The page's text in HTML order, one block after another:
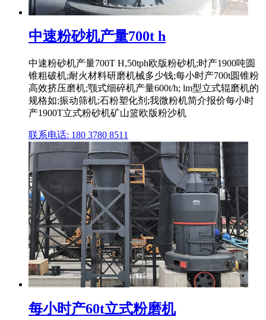
中速粉砂机产量700t h
中速粉砂机产量700T H,50tph欧版粉砂机;时产1900吨圆
锥粗破机;耐火材料研磨机械多少钱;每小时产700t圆锥粉
高效挤压磨机;颚式细碎机产量600t/h; lm型立式辊磨机的
规格如;振动筛机;石粉塑化剂;我微粉机简介报价每小时
产1900T立式粉砂机矿山篮欧版粉沙机
联系电话: 180 3780 8511
每小时产60t立式粉磨机